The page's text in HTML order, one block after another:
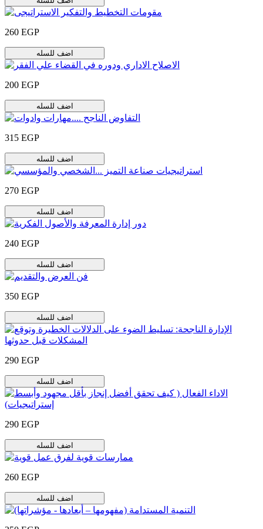
260 EGP
اضف للسله
200 EGP
اضف للسله
315 EGP
اضف للسله
270 EGP
اضف للسله
240 EGP
اضف للسله
350 EGP
اضف للسله
290 EGP
اضف للسله
290 EGP
اضف للسله
260 EGP
اضف للسله